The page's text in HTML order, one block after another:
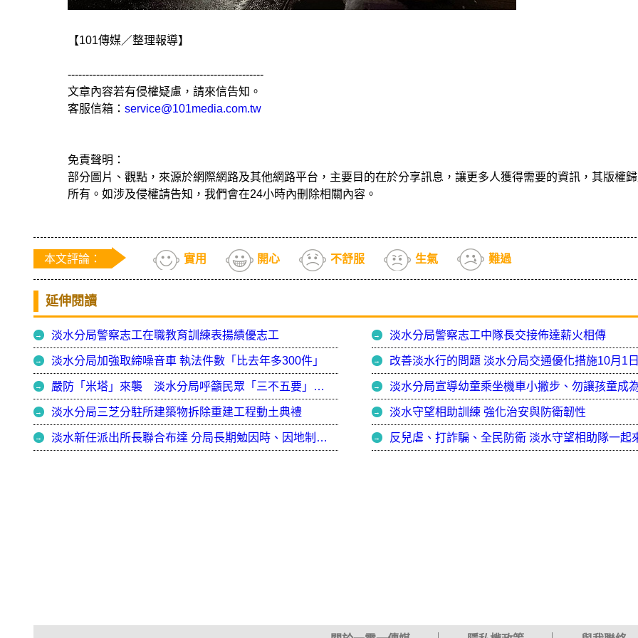
【101傳媒／整理報導】
-------------------------------------------------------
文章內容若有侵權疑慮，請來信告知。
客服信箱： service@101media.com.tw
免責聲明：
部分圖片、觀點，來源於網際網路及其他網路平台，主要目的在於分享訊息，讓更多人獲得需要的資訊，其版權
所有。如涉及侵權請告知，我們會在24小時內刪除相關內容。
本文評論： 實用 開心 不舒服 生氣 難過
延伸閱讀
淡水分局警察志工在職教育訓練表揚績優志工 淡水分局警察志工中隊長交接佈達薪火相傳
淡水分局加強取締噪音車 執法件數「比去年多300件」 改善淡水行的問題 淡水分局交通優化措施10月1
嚴防「米塔」來襲 淡水分局呼籲民眾「三不五要」防颱保安全
淡水分局三芝分駐所建築物拆除重建工程動土典禮 淡水守望相助訓練 強化治安與防衛韌性
淡水新任派出所長聯合布達 分局長期勉因時、因地制宜接地氣 反兒虐、打詐騙、全民防衛 淡水守望相助隊一起